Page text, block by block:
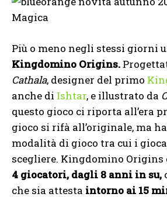
Più o meno negli stessi giorni
Kingdomino Origins.
Cathala, designer del primo
anche di Ishtar, e illustrato da
questo gioco ci riporta all’era
gioco si rifà all’originale, ma
modalità di gioco tra cui i
scegliere. Kingdomino Origins
4 giocatori, dagli 8 anni in su,
che sia attesta intorno ai 15